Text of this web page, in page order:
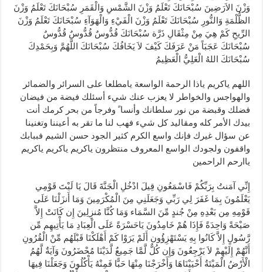
وَزْنَ الاَرَضِينَ سُبْحَانَكَ تَعْلَمُ وَزْنَ الشَّمْسِ وَالْقَمَرِ سُبْحَانَكَ تَعْلَمُ وَزْنَ
الظُّلْمَةِ وَالنُّورِ سُبْحَانَكَ تَعْلَمُ وَزْنَ الْفَيْءِ وَالْهَوَآءِ سُبْحَانَكَ تَعْلَمُ وَزْنَ
الرِّيحِ كَمْ هِيَ مِنْ مِثْقَالِ ذَرَّة سُبْحَانَكَ قُدُّوسٌ قُدُّوسٌ قُدُّوسٌ
سُبْحَانَكَ عَجَبَاً مَنْ عَرَفَكَ كَيْفَ لاَ يَخَافُكَ سُبْحَانَكَ اللَّهُمَّ وَبِحَمْدِكَ
سُبْحَانَكَ اللهُ الْعَلِيُّ الْعَظِيمُ
اللهم ياكريم ياذا الرحمة الواسعة يامطلعا على السرائر والضمائر
والهواجس والخواطر لا يعزب عنك شيء أسئلك فيضة من فيضان
فضلك وقبضة من نور سلطانك وأنسا ً وفرجاً من بحر كرمك أنت
بيدك الأمر كله ومقاليد كل شيء فهب لنا ما تقر به أعيننا وتغنينا
عن سؤال غيرك فإنك واسع الكرم كثير الجود حسن الشيم فببابك
واقفون ولجودك الواسع المعروف منتظرون ياكريم ياكريم ياكريم
ياارحم الراحمين
إِنِّي آمَنتُ بِرَبِّكُمْ فَاسْمَعُونِ قِيلَ ادْخُلِ الْجَنَّةَ قَالَ يَا لَيْتَ قَوْمِي
يَعْلَمُونَ بِمَا غَفَرَ لِي رَبِّي وَجَعَلَنِي مِنَ الْمُكْرَمِينَ وَمَا أَنزَلْنَا عَلَى
قَوْمِهِ مِن بَعْدِهِ مِنْ جُندٍ مِّنَ السَّمَاء وَمَا كُنَّا مُنزِلِينَ إِن كَانَتْ إِلاَّ
صَيْحَةً وَاحِدَةً فَإِذَا هُمْ خَامِدُونَ يَاحَسْرَةً عَلَى الْعِبَادِ مَا يَأْتِيهِم مِّن
رَّسُولٍ إِلاَّ كَانُوا بِهِ يَسْتَهْزِؤُون أَلَمْ يَرَوْا كَمْ أَهْلَكْنَا قَبْلَهُم مِّنْ الْقُرُونِ
أَنَّهُمْ إِلَيْهِمْ لاَ يَرْجِعُونَ وَإِن كُلٌّ لَّمَّا جَمِيعٌ لَّدَيْنَا مُحْضَرُونَ وَآيَةٌ لَّهُمُ
الْأَرْضُ الْمَيْتَةُ أَحْيَيْنَاهَا وَأَخْرَجْنَا مِنْهَا حَبًّا فَمِنْهُ يَأْكُلُونَ وَجَعَلْنَا فِيهَا